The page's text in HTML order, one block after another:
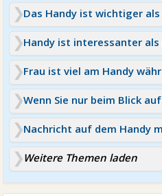
Das Handy ist wichtiger als
Handy ist interessanter als
Wenn Sie nur beim Blick
Weitere Themen laden